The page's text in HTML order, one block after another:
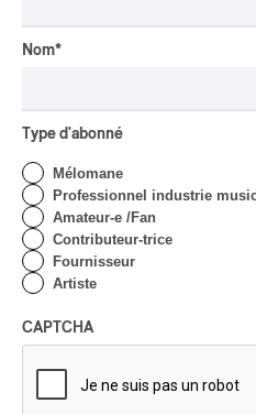
|
Par
|
Nom*
Type d'abonné
Mélomane
Professionnel industrie
Amateur-e /Fan
Contributeur-trice
Fournisseur
Artiste
CAPTCHA